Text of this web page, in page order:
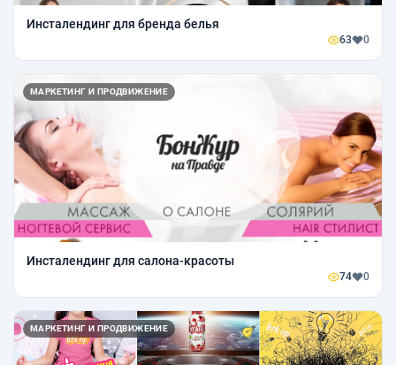
Инсталендинг для бренда белья
63 0
МАРКЕТИНГ И ПРОДВИЖЕНИЕ
Инсталендинг для салона-красоты
74 0
МАРКЕТИНГ И ПРОДВИЖЕНИЕ